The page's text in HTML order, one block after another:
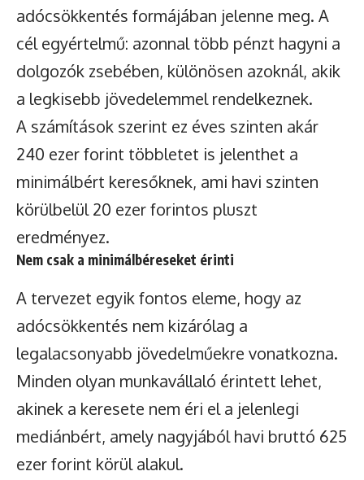
adócsökkentés formájában jelenne meg. A
cél egyértelmű: azonnal több pénzt hagyni a
dolgozók zsebében, különösen azoknál, akik
a legkisebb jövedelemmel rendelkeznek.
A számítások szerint ez éves szinten akár
240 ezer forint többletet is jelenthet a
minimálbért keresőknek, ami havi szinten
körülbelül 20 ezer forintos pluszt
eredményez.
Nem csak a minimálbéreseket érinti
A tervezet egyik fontos eleme, hogy az
adócsökkentés nem kizárólag a
legalacsonyabb jövedelműekre vonatkozna.
Minden olyan munkavállaló érintett lehet,
akinek a keresete nem éri el a jelenlegi
mediánbért, amely nagyjából havi bruttó 625
ezer forint körül alakul.